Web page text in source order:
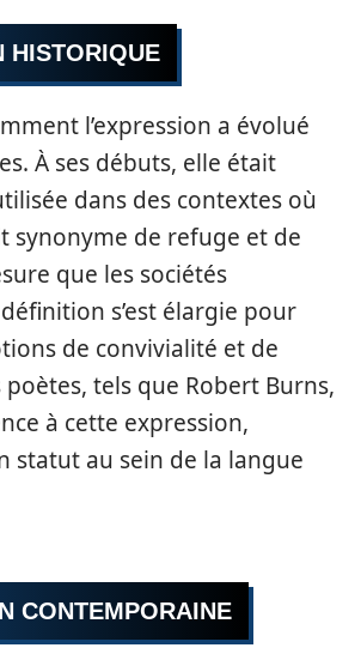
HISTORIQUE
l’expression a évolué
À ses débuts, elle était
dans des contextes où
synonyme de refuge et de
que les sociétés
s’est élargie pour
de convivialité et de
tels que Robert Burns,
à cette expression,
statut au sein de la langue
CONTEMPORAINE